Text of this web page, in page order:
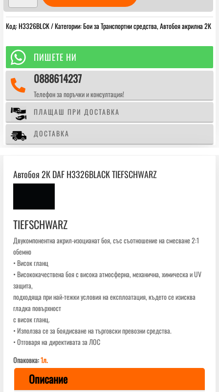
Автобоя
2К
DAF
TIEFSCHWARZ
Код:H3326BLCK Категории:Бои за Транспортни средства,Автобоя акрилна 2К
 ПИШЕТЕ НИ
 0888614237
Телефон за поръчки и консултация!
ПЛАЩАШ ПРИ ДОСТАВКА
ДОСТАВКА
Автобоя 2К DAF H3326BLACK TIEFSCHWARZ
TIEFSCHWARZ
Двукомпонентна акрил-изоцианат боя, със съотношение на смесване 2:1
обемно
• Висок гланц
• Висококачествена боя с висока атмосферна, механична, химическа и UV
защита,
подходяща при най-тежки условия на експлоатация, където се изисква
гладка повърхност
с висок гланц.
• Използва се за боядисване на търговски превозни средства.
• Отговаря на директивата за ЛОС
Опаковка:1л.
Описание